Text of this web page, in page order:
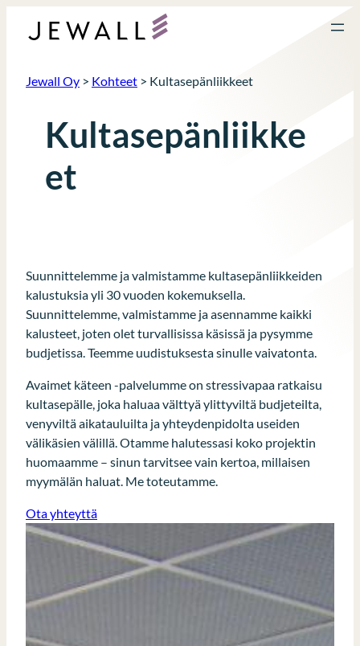
sisältöön
Jewall Oy > Kohteet > Kultasepänliikkeet
Kultasepänliikke
et
Suunnittelemme ja valmistamme kultasepänliikkeiden
kalustuksia yli 30 vuoden kokemuksella.
Suunnittelemme, valmistamme ja asennamme kaikki
kalusteet, joten olet turvallisissa käsissä ja pysymme
budjetissa. Teemme uudistuksesta sinulle vaivatonta.
Avaimet käteen -palvelumme on stressivapaa ratkaisu
kultasepälle, joka haluaa välttyä ylittyviltä budjeteilta,
venyviltä aikatauluilta ja yhteydenpidolta useiden
välikäsien välillä. Otamme halutessasi koko projektin
huomaamme – sinun tarvitsee vain kertoa, millaisen
myymälän haluat. Me toteutamme.
Ota yhteyttä